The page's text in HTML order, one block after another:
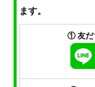
ます。
① 友だ